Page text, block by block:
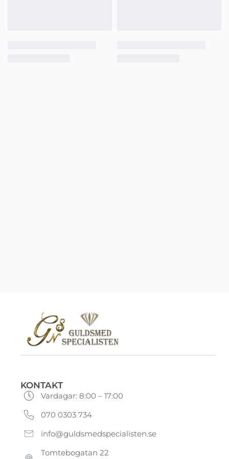
KONTAKT
Vardagar: 8:00 – 17:00
070 0303 734
info@guldsmedspecialisten.se
Tomtebogatan 22